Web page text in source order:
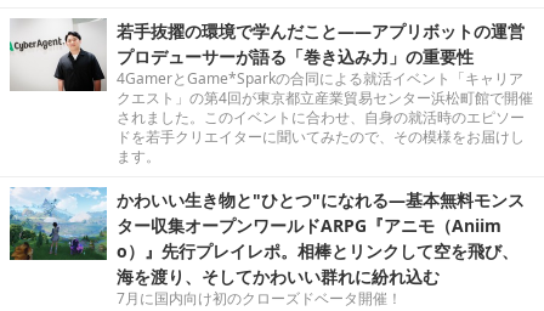
若手抜擢の環境で学んだこと――アプリボットの運営
プロデューサーが語る「巻き込み力」の重要性
4GamerとGame*Sparkの合同による就活イベント「キャリア
クエスト」の第4回が東京都立産業貿易センター浜松町館で開催
されました。このイベントに合わせ、自身の就活時のエピソー
ドを若手クリエイターに聞いてみたので、その模様をお届けし
ます。
かわいい生き物と"ひとつ"になれる―基本無料モンス
ター収集オープンワールドARPG『アニモ（Aniim
o）』先行プレイレポ。相棒とリンクして空を飛び、
海を渡り、そしてかわいい群れに紛れ込む
7月に国内向け初のクローズドベータ開催！